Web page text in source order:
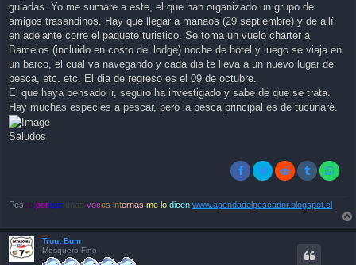
guiadas. Yo me sumare a este, el que han organizado un grupo de
amigos trasandinos. Hay que llegar a manaos (29 septiembre) y de allí
en adelante corre el paquete turistico. Se toma un vuelo charter a
Barcelos (incluido en costo del lodge) noche de hotel y luego se viaja en
un barco, el cual va navegando y cada dia te lleva a un nuevo lugar de
pesca, etc. etc. El dia de regreso es el 09 de octubre.
El que haya pensado ir, seguro ha investigado y sabe de que se trata.
Hay muchas especies a pescar, pero la pesca principal es de tucunaré.
Saludos
Pesco porque unas voces internas me lo dicen www.agendadelpescador.blogspot.cl
Trout Bum
Mosquero Fino